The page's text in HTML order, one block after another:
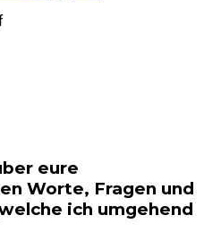
eure
Worte, Fragen und
ich umgehend